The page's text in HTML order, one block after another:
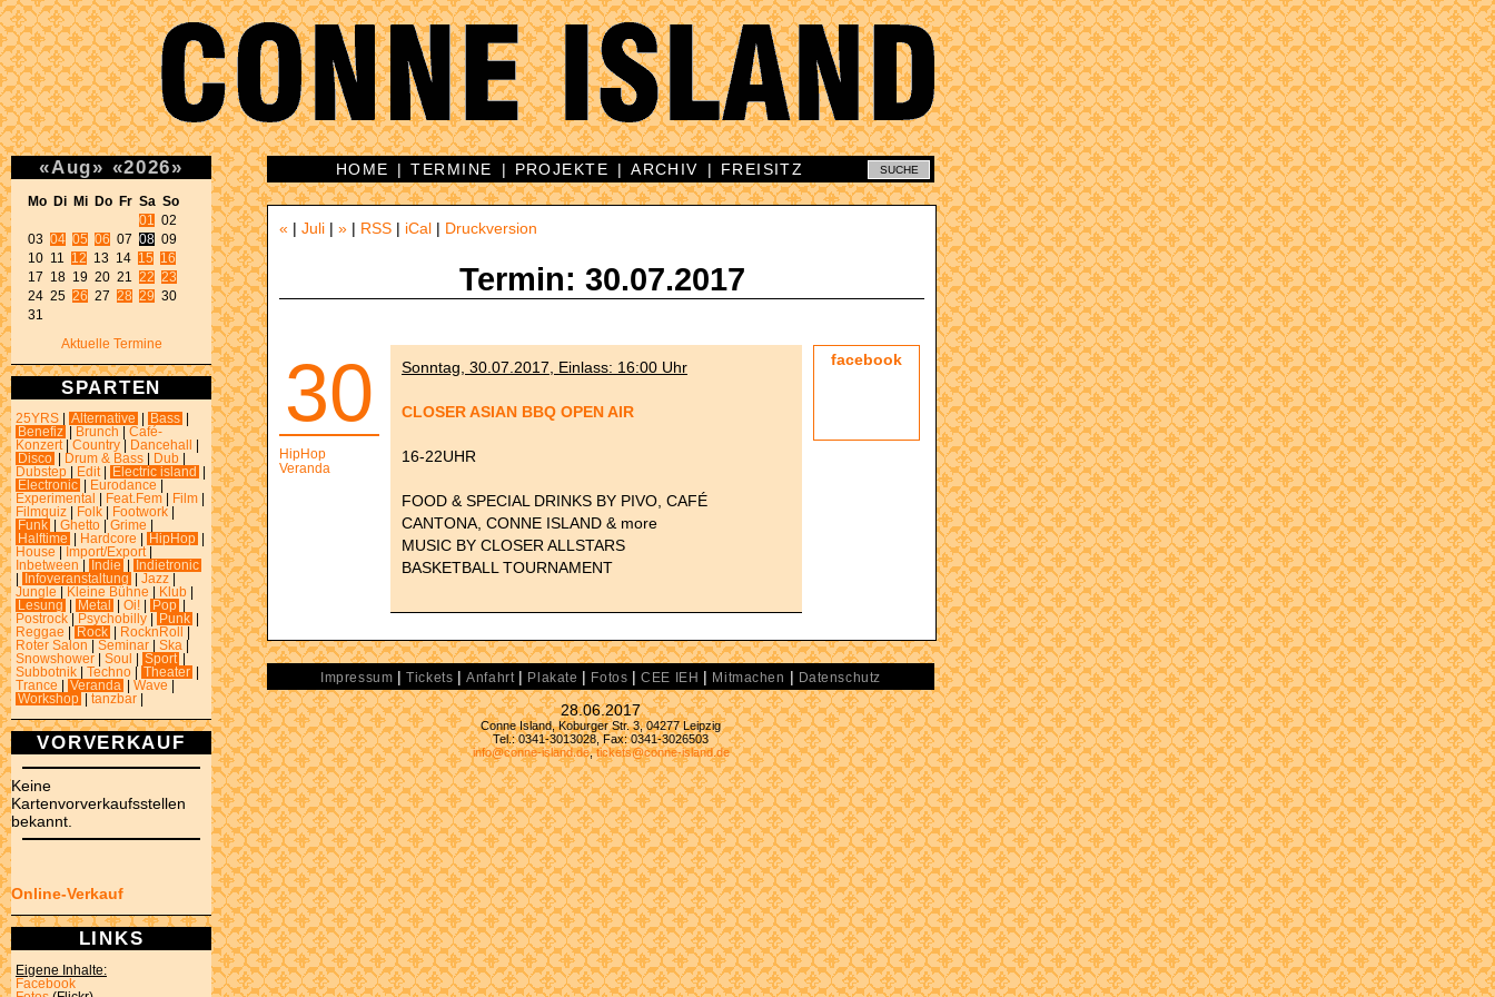
«Aug» «2026»
Mo Di Mi Do Fr Sa So
01
02
03 04 05 06 07 08 09
10 11 12 13 14 15
16
17 18 19 20 21 22 23
24 25 26 27 28 29 30
31
Aktuelle Termine
SPARTEN
25YRS Alternative Bass
Benefiz
Brunch
Café-
Konzert
Country Dancehall
Disco
Drum & Bass Dub
Dubstep
Edit Electric island
Electronic
Eurodance
Experimental
Feat.Fem Film
Filmquiz
Folk Footwork
Funk
Ghetto Grime
Halftime
Hardcore HipHop
House
Import/Export
Inbetween
Indie
Indietronic
Infoveranstaltung Jazz
Jungle
Kleine Bühne Klub
Lesung
Metal Oi! Pop
Postrock
Psychobilly Punk
Reggae
Rock RocknRoll
Roter Salon
Seminar Ska
Snowshower
Soul Sport
Subbotnik
Techno Theater
Trance
Veranda Wave
Workshop
tanzbar
VORVERKAUF
Keine
Kartenvorverkaufsstellen
bekannt.
Online-Verkauf
LINKS
Eigene Inhalte:
Facebook
HOME |TERMINE | PROJEKTE |ARCHIV | FREISITZ
« | Juli | » | RSS | iCal | Druckversion
Termin: 30.07.2017
30
HipHop
Veranda
facebook
Sonntag, 30.07.2017, Einlass: 16:00 Uhr
CLOSER ASIAN BBQ OPEN AIR
16-22UHR
FOOD & SPECIAL DRINKS BY PIVO, CAFÉ
CANTONA, CONNE ISLAND & more
MUSIC BY CLOSER ALLSTARS
BASKETBALL TOURNAMENT
Impressum |Tickets |Anfahrt | Plakate | Fotos |CEE IEH | Mitmachen | Datenschutz
28.06.2017
Conne Island, Koburger Str. 3, 04277 Leipzig
Tel.: 0341-3013028, Fax: 0341-3026503
info@conne-island.de,tickets@conne-island.de